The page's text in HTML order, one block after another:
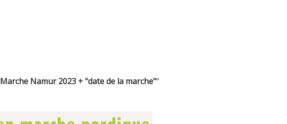
Marche Namur 2023 + "date de la marche""